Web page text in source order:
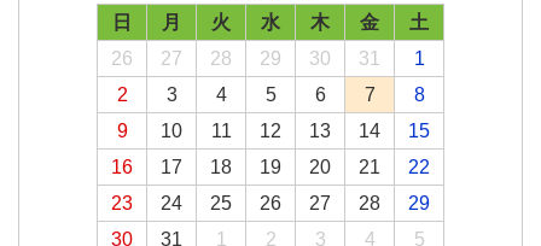
日
月 火 水 木 金
土
26
27 28 29 30 31
1
2
3 4 5 6 7
8
9
10 11 12 13 14
15
16
17 18 19 20 21
22
23
24 25 26 27 28
29
30
31 1 2 3 4 5